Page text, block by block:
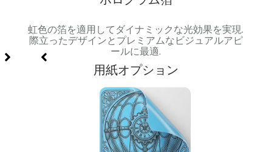
虹色の箔を適用してダイナミックな光効果を実現.
際立ったデザインとプレミアムなビジュアルアピ
ールに最適.
用紙オプション